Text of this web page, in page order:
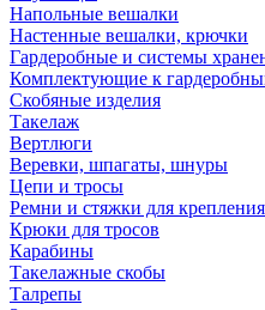
Напольные вешалки
Настенные вешалки, крючки
Гардеробные и системы
Комплектующие к
Скобяные изделия
Такелаж
Вертлюги
Веревки, шпагаты, шнуры
Цепи и тросы
Ремни и стяжки для крепления
Крюки для тросов
Карабины
Такелажные скобы
Талрепы